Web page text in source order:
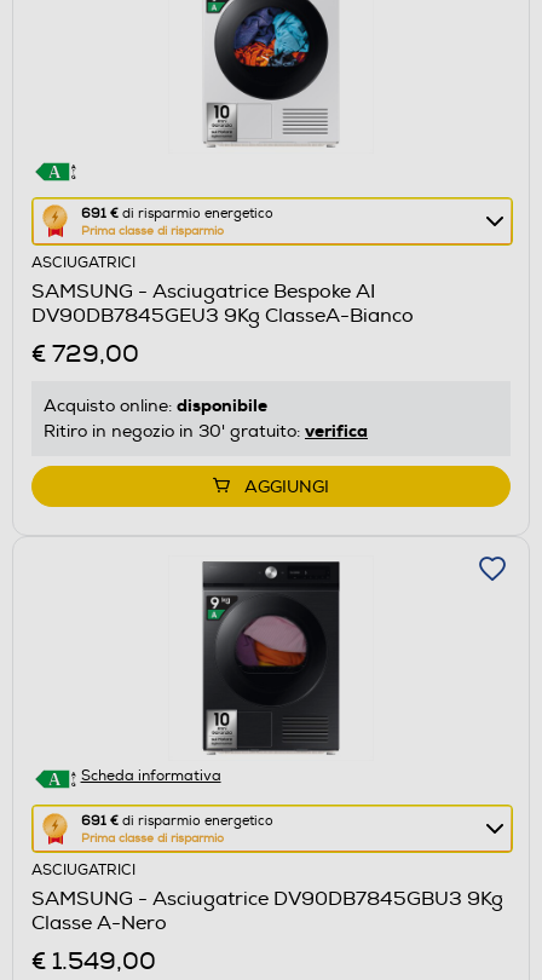
691 € di risparmio energetico
Prima classe di risparmio
Questa
azione
aprirà
il
Calcolatore
di
energetico
Youreko.
ASCIUGATRICI
SAMSUNG - Asciugatrice Bespoke AI
DV90DB7845GEU3 9Kg ClasseA-Bianco
€ 729,00
Acquisto online: disponibile
Ritiro in negozio in 30' gratuito: verifica
AGGIUNGI
Scheda informativa
691 € di risparmio energetico
Prima classe di risparmio
Questa
azione
aprirà
il
Calcolatore
di
ASCIUGATRICI
SAMSUNG - Asciugatrice DV90DB7845GBU3 9Kg
Classe A-Nero
€ 1.549,00